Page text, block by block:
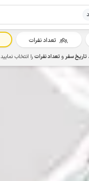
تعداد نفرات
تاریخ سفرو تعداد نفراترا انتخاب نمایید